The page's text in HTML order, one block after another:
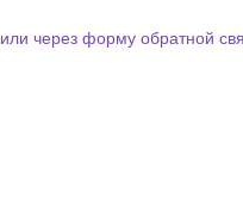
или через форму обратной